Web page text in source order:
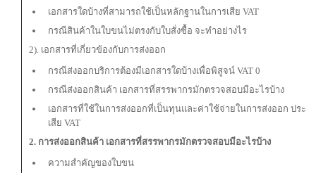
เอกสารใดบ้างที่สามารถใช้เป็นหลักฐานในการเสีย VAT
กรณีสินค้าในใบขนไม่ตรงกับใบสั่งซื้อ จะทำอย่างไร
2). เอกสารที่เกี่ยวข้องกับการส่งออก
กรณีส่งออกบริการต้องมีเอกสารใดบ้างเพื่อพิสูจน์ VAT 0
กรณีส่งออกสินค้า เอกสารที่สรรพากรมักตรวจสอบมีอะไรบ้าง
เอกสารที่ใช้ในการส่งออกที่เป็นทุนและค่าใช้จ่ายในการส่งออก ประ
เสีย VAT
2. การส่งออกสินค้า เอกสารที่สรรพากรมักตรวจสอบมีอะไรบ้าง
ความสำคัญของใบขน